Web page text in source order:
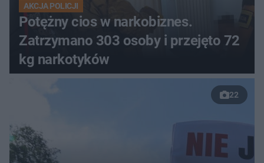
AKCJA POLICJI
Potężny cios w narkobiznes.
Zatrzymano 303 osoby i przejęto 72
kg narkotyków
22